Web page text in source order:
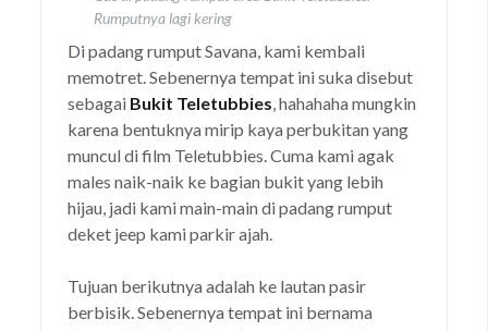
Rumputnya lagi kering
Di padang rumput Savana, kami kembali
memotret. Sebenernya tempat ini suka disebut
sebagai Bukit Teletubbies, hahahaha mungkin
karena bentuknya mirip kaya perbukitan yang
muncul di film Teletubbies. Cuma kami agak
males naik-naik ke bagian bukit yang lebih
hijau, jadi kami main-main di padang rumput
deket jeep kami parkir ajah.
Tujuan berikutnya adalah ke lautan pasir
berbisik. Sebenernya tempat ini bernama